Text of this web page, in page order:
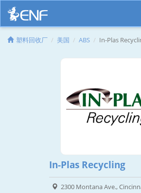
塑料回收厂 美国 ABS In-Plas
In-Plas Recycling
2300 Montana Ave.,